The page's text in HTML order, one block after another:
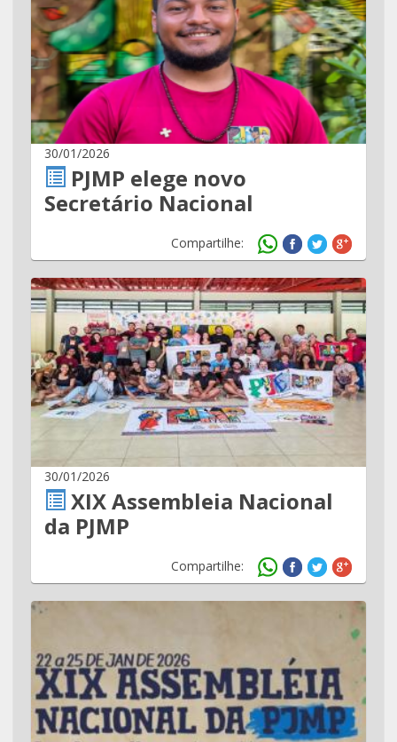
30/01/2026
PJMP elege novo
Secretário Nacional
Compartilhe:
30/01/2026
XIX Assembleia Nacional
da PJMP
Compartilhe: